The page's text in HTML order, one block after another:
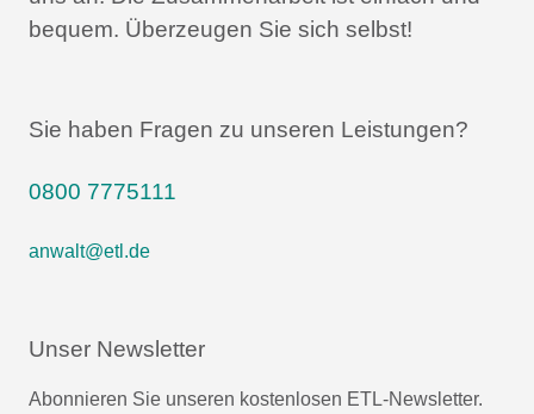
bequem. Überzeugen Sie sich selbst!
Sie haben Fragen zu unseren Leistungen?
0800 7775111
anwalt@etl.de
Unser Newsletter
Abonnieren Sie unseren kostenlosen ETL-Newsletter.